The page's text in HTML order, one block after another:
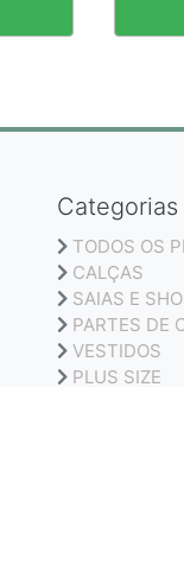
Categorias
TODOS OS
CALÇAS
SAIAS E
PARTES DE
VESTIDOS
PLUS SIZE